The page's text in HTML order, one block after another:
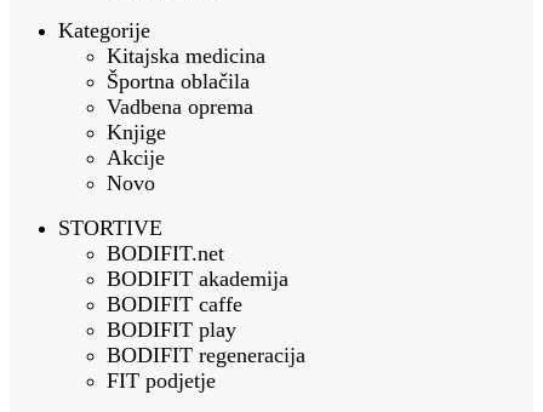
Kategorije
Kitajska medicina
Športna oblačila
Vadbena oprema
Knjige
Akcije
Novo
STORTIVE
BODIFIT.net
BODIFIT akademija
BODIFIT caffe
BODIFIT play
BODIFIT regeneracija
FIT podjetje